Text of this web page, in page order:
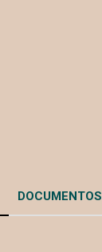
DOCUMENTOS